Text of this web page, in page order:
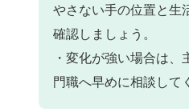
やさない手の位置と生
確認しましょう。
・変化が強い場合は
門職へ早めに相談して